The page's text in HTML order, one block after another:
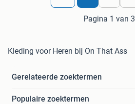
Pagina 1 van 3
Kleding voor Heren bij On That Ass
Gerelateerde zoektermen
Populaire zoektermen